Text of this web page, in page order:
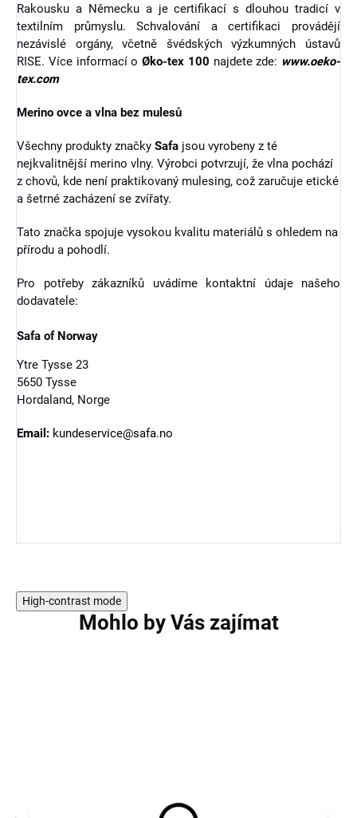
Rakousku a Německu a je certifikací s dlouhou tradicí v
textilním průmyslu. Schvalování a certifikaci provádějí
nezávislé orgány, včetně švédských výzkumných ústavů
RISE. Více informací o Øko-tex 100 najdete zde: www.oeko-
tex.com
Merino ovce a vlna bez mulesů
Všechny produkty značky Safa jsou vyrobeny z té
nejkvalitnější merino vlny. Výrobci potvrzují, že vlna pochází
z chovů, kde není praktikovaný mulesing, což zaručuje etické
a šetrné zacházení se zvířaty.
Tato značka spojuje vysokou kvalitu materiálů s ohledem na
přírodu a pohodlí.
Pro potřeby zákazníků uvádíme kontaktní údaje našeho
dodavatele:
Safa of Norway
Ytre Tysse 23
5650 Tysse
Hordaland, Norge
Email: kundeservice@safa.no
High-contrast mode
Mohlo by Vás zajímat